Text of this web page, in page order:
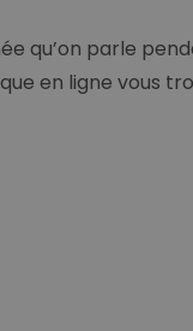
qu’on parle
en ligne vous